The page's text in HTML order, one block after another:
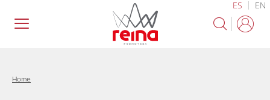
ES EN
Home